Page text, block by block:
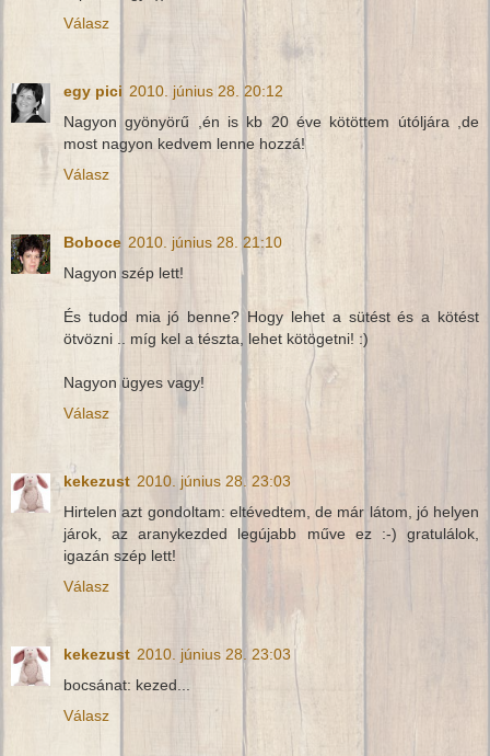
Válasz
egy pici 2010. június 28. 20:12
Nagyon gyönyörű ,én is kb 20 éve kötöttem útóljára ,de
most nagyon kedvem lenne hozzá!
Válasz
Boboce 2010. június 28. 21:10
Nagyon szép lett!
És tudod mia jó benne? Hogy lehet a sütést és a kötést
ötvözni .. míg kel a tészta, lehet kötögetni! :)
Nagyon ügyes vagy!
Válasz
kekezust 2010. június 28. 23:03
Hirtelen azt gondoltam: eltévedtem, de már látom, jó helyen
járok, az aranykezded legújabb műve ez :-) gratulálok,
igazán szép lett!
Válasz
kekezust 2010. június 28. 23:03
bocsánat: kezed...
Válasz